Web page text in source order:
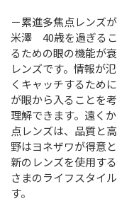
－累進多焦点レンズ
米澤 40歳を過ぎる
るための眼の機能が
レンズです。情報が
くキャッチするため
が眼から入ることを
理解できます。遠く
点レンズは、品質と
野はヨネザワが得意
新のレンズを使用す
さまのライフスタイ
す。